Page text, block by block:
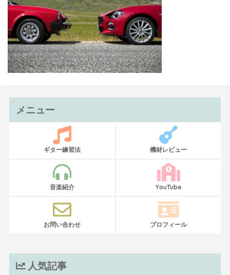
メニュー
ギター練習法 機材レビュー
音楽紹介 YouTube
お問い合わせ プロフィール
人気記事